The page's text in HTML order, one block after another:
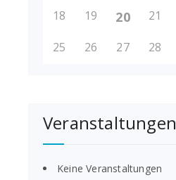
18 19 20 21
25 26 27 28
Veranstaltungen
Keine Veranstaltungen